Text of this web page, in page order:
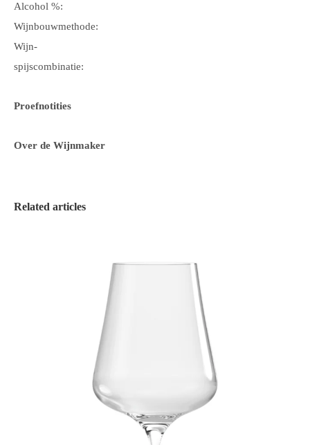
Alcohol %:
Wijnbouwmethode:
Wijn-
spijscombinatie:
Proefnotities
Over de Wijnmaker
Related articles